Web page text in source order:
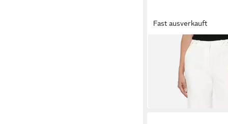
Fast ausverkauft
Jerseyhose Hose
59,99 €